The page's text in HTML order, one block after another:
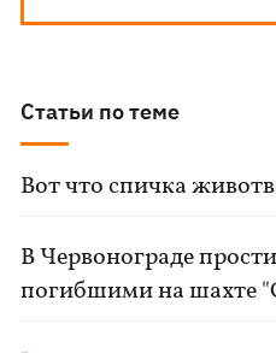
Статьи по теме
Вот что спичка
В Червонограде
погибшими на шахте